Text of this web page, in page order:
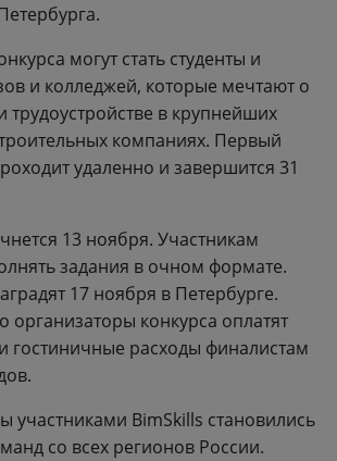
могут стать студенты и
и колледжей, которые мечтают о
трудоустройстве в крупнейших
компаниях. Первый
удаленно и завершится 31
13 ноября. Участникам
задания в очном формате.
17 ноября в Петербурге.
организаторы конкурса оплатят
гостиничные расходы финалистам
участниками BimSkills становились
со всех регионов России.